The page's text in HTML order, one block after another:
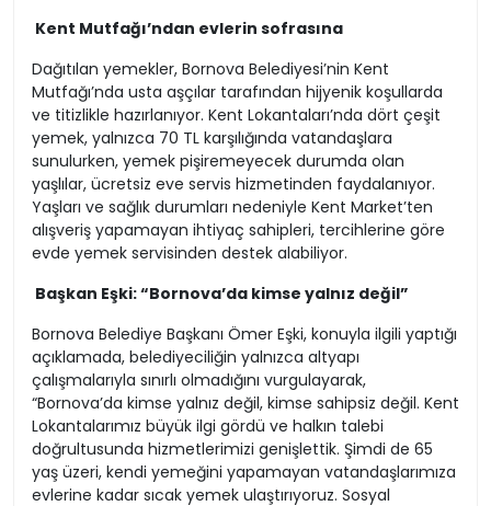
Kent Mutfağı’ndan evlerin sofrasına
Dağıtılan yemekler, Bornova Belediyesi’nin Kent
Mutfağı’nda usta aşçılar tarafından hijyenik koşullarda
ve titizlikle hazırlanıyor. Kent Lokantaları’nda dört çeşit
yemek, yalnızca 70 TL karşılığında vatandaşlara
sunulurken, yemek pişiremeyecek durumda olan
yaşlılar, ücretsiz eve servis hizmetinden faydalanıyor.
Yaşları ve sağlık durumları nedeniyle Kent Market’ten
alışveriş yapamayan ihtiyaç sahipleri, tercihlerine göre
evde yemek servisinden destek alabiliyor.
Başkan Eşki: “Bornova’da kimse yalnız değil”
Bornova Belediye Başkanı Ömer Eşki, konuyla ilgili yaptığı
açıklamada, belediyeciliğin yalnızca altyapı
çalışmalarıyla sınırlı olmadığını vurgulayarak,
“Bornova’da kimse yalnız değil, kimse sahipsiz değil. Kent
Lokantalarımız büyük ilgi gördü ve halkın talebi
doğrultusunda hizmetlerimizi genişlettik. Şimdi de 65
yaş üzeri, kendi yemeğini yapamayan vatandaşlarımıza
evlerine kadar sıcak yemek ulaştırıyoruz. Sosyal